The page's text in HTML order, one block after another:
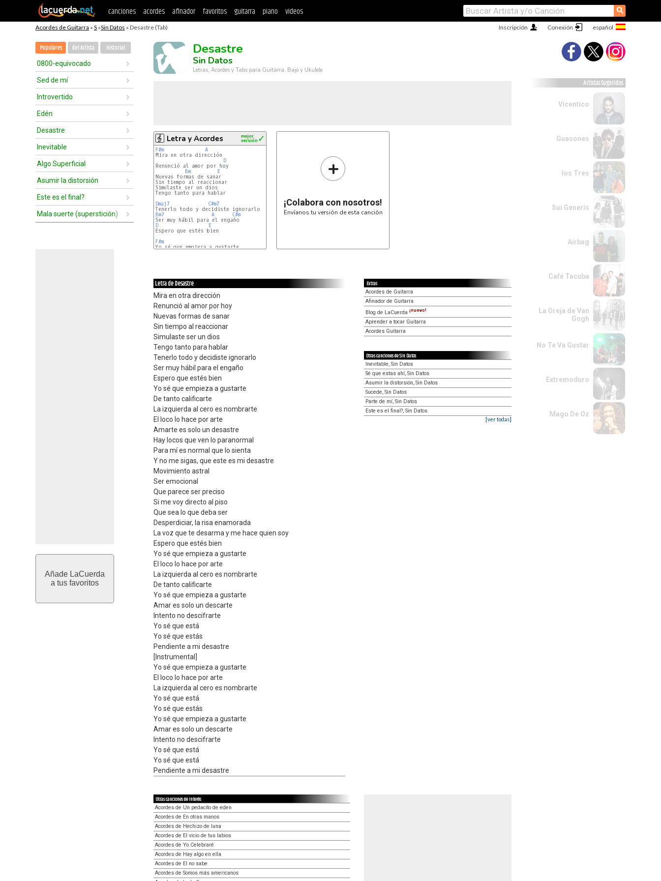
canciones acordes afinador favoritos guitarra piano videos ⚲
Acordes de Guitarra » S »Sin Datos » Desastre (Tab) Conexión
Inscripción
Populares del Artista Historial
0800-equivocado
Sed de mí
Introvertido
Edén
Desastre
Inevitable
Algo Superficial
Asumir la distorsión
Este es el final?
Mala suerte (superstición)
Añade LaCuerda
a tus favoritos
Desastre
Sin Datos
Letras, Acordes y Tabs para Guitarra, Bajo y Ukulele
Letra y Acordes ✓
mejor
versión
F#m
A
Mira en otra dirección
D
Renunció al amor por hoy
Bm
E
Nuevas formas de sanar
Sin tiempo al reaccionar
Simulaste ser un dios
Tengo tanto para hablar
Dmaj7
C#m7
Bm7
A
C#m
D
E
Espero que estés bien
F#m
+
¡Colabora con nosotros!
Envíanos tu versión de esta canción
Letra de Desastre
Mira en otra dirección
Renunció al amor por hoy
Nuevas formas de sanar
Sin tiempo al reaccionar
Simulaste ser un dios
Tengo tanto para hablar
Tenerlo todo y decidiste ignorarlo
Ser muy hábil para el engaño
Espero que estés bien
Yo sé que empieza a gustarte
De tanto calificarte
La izquierda al cero es nombrarte
El loco lo hace por arte
Amarte es solo un desastre
Hay locos que ven lo paranormal
Para mí es normal que lo sienta
Y no me sigas, que este es mi desastre
Movimiento astral
Ser emocional
Que parece ser preciso
Si me voy directo al piso
Que sea lo que deba ser
Desperdiciar, la risa enamorada
La voz que te desarma y me hace quien soy
Espero que estés bien
Yo sé que empieza a gustarte
El loco lo hace por arte
La izquierda al cero es nombrarte
De tanto calificarte
Yo sé que empieza a gustarte
Amar es solo un descarte
Intento no descifrarte
Yo sé que está
Yo sé que estás
Pendiente a mi desastre
[Instrumental]
Yo sé que empieza a gustarte
El loco lo hace por arte
La izquierda al cero es nombrarte
Yo sé que está
Yo sé que estás
Yo sé que empieza a gustarte
Amar es solo un descarte
Intento no descifrarte
Yo sé que está
Yo sé que está
Pendiente a mi desastre
Extras
Acordes de Guitarra
Afinador de Guitarra
Blog de LaCuerda ¡nuevo!
Aprender a tocar Guitarra
Acordes Guitarra
Otras canciones de Sin Datos
Inevitable, Sin Datos
Sé que estas ahí, Sin Datos
Asumir la distorsión, Sin Datos
Sucede, Sin Datos
Parte de mí, Sin Datos
Este es el final?, Sin Datos
[ver todas]
Otras canciones de interés
Acordes de Un pedacito de eden
Acordes de En otras manos
Acordes de Hechizo de luna
Acordes de El vicio de tus labios
Acordes de Yo Celebraré
Acordes de Hay algo en ella
Acordes de El no sabe
Acordes de Somos más americanos
Artistas Sugeridos
Vicentico
Guasones
los Tres
Sui Generis
Airbag
Café Tacuba
La Oreja de Van
Gogh
No Te Va Gustar
Extremoduro
Mago De Oz